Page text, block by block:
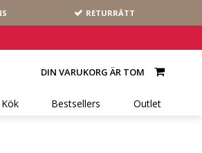
RETURRÄTT
DIN VARUKORG ÄR TOM
Kök Bestsellers Outlet